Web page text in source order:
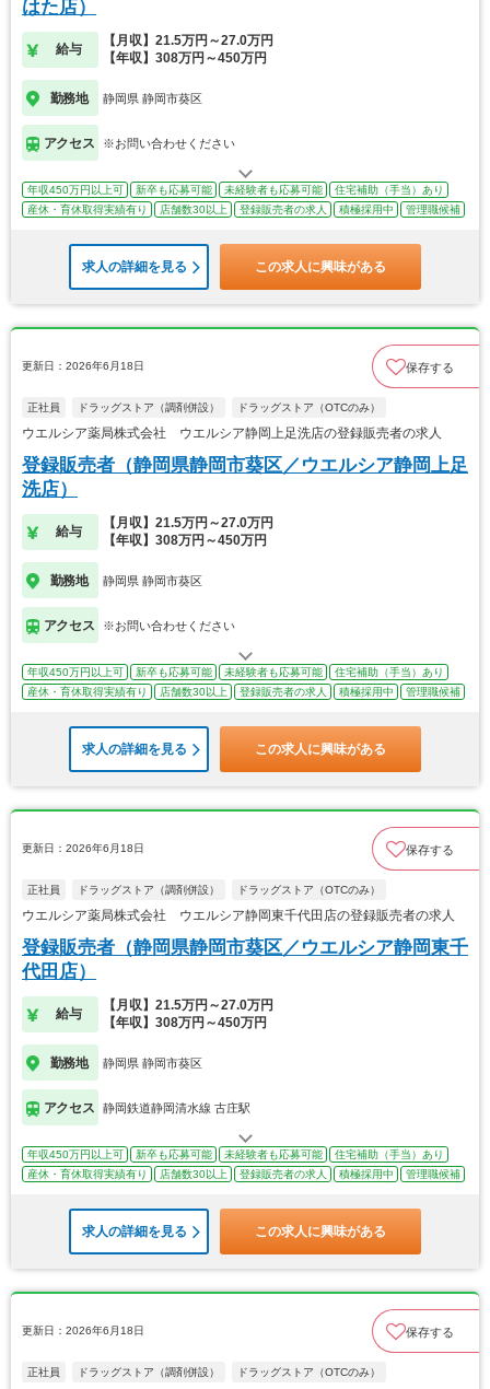
はた店）
給与
【月収】21.5万円～27.0万円
【年収】308万円～450万円
勤務地 静岡県 静岡市葵区
アクセス ※お問い合わせください
年収450万円以上可 新卒も応募可能 未経験者も応募可能
住宅補助（手当）あり
産休・育休取得実績有り
店舗数30以上 登録販売者の求人 積極採用中 管理職候補
求人の詳細を見る この求人に興味がある
更新日：2026年6月18日 保存する
正社員 ドラッグストア（調剤併設） ドラッグストア（OTCのみ）
ウエルシア薬局株式会社 ウエルシア静岡上足洗店の登録販売者の求人
登録販売者（静岡県静岡市葵区／ウエルシア静岡上足
洗店）
給与
【月収】21.5万円～27.0万円
【年収】308万円～450万円
勤務地 静岡県 静岡市葵区
アクセス ※お問い合わせください
年収450万円以上可 新卒も応募可能 未経験者も応募可能
住宅補助（手当）あり
産休・育休取得実績有り
店舗数30以上 登録販売者の求人 積極採用中 管理職候補
求人の詳細を見る この求人に興味がある
更新日：2026年6月18日 保存する
正社員 ドラッグストア（調剤併設） ドラッグストア（OTCのみ）
ウエルシア薬局株式会社 ウエルシア静岡東千代田店の登録販売者の求人
登録販売者（静岡県静岡市葵区／ウエルシア静岡東千
代田店）
給与
【月収】21.5万円～27.0万円
【年収】308万円～450万円
勤務地 静岡県 静岡市葵区
アクセス 静岡鉄道静岡清水線 古庄駅
年収450万円以上可 新卒も応募可能 未経験者も応募可能
住宅補助（手当）あり
産休・育休取得実績有り
店舗数30以上 登録販売者の求人 積極採用中 管理職候補
求人の詳細を見る この求人に興味がある
更新日：2026年6月18日 保存する
正社員 ドラッグストア（調剤併設） ドラッグストア（OTCのみ）